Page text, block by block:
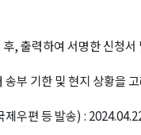
, 출력하여 서명한 신청서
부 기한 및 현지 상황을
우편 등 발송) :